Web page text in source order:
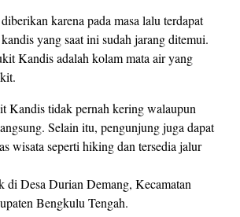
karena pada masa lalu terdapat
yang saat ini sudah jarang ditemui.
Kandis adalah kolam mata air yang
Kandis tidak pernah kering walaupun
Selain itu, pengunjung juga dapat
wisata seperti hiking dan tersedia jalur
di Desa Durian Demang, Kecamatan
Bengkulu Tengah.